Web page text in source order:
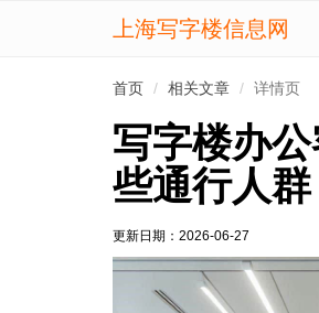
上海写字楼信息网
首页 相关文章 详情页
写字楼办
些通行人群
更新日期： 2026-06-27